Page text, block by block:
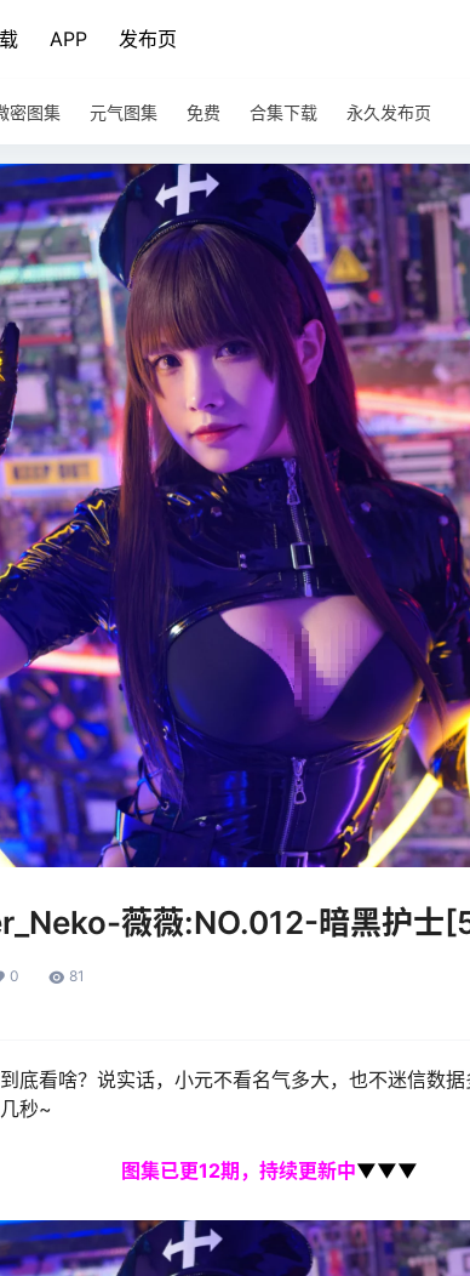
APP 发布页
密图集 元气图集 免费 合集下载 永久发布页
薇薇:NO.012-暗黑护
0 81
底看啥？说实话，小元不看名气多大，也不迷信数
秒~
图集已更12期，持续更新中▼▼▼